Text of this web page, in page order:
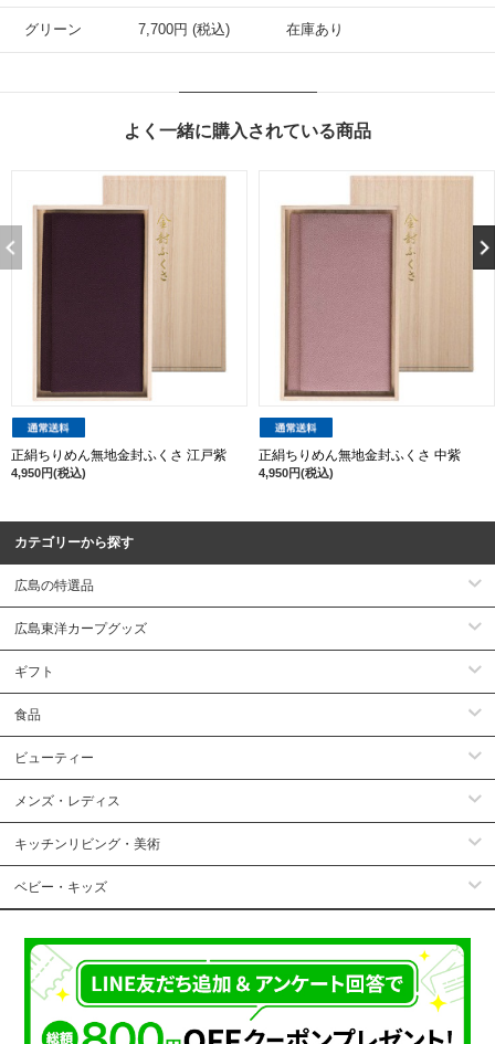
グリーン 7,700円 (税込) 在庫あり
よく一緒に購入されている商品
正絹ちりめん無地金封ふくさ 江戸紫
4,950円(税込)
正絹ちりめん無地金封ふくさ 中紫
4,950円(税込)
カテゴリーから探す
広島の特選品
広島東洋カープグッズ
ギフト
食品
ビューティー
メンズ・レディス
キッチンリビング・美術
ベビー・キッズ